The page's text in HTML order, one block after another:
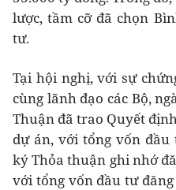
lược, tầm cỡ đã chọn
tư.
Tại hội nghị, với sự
cùng lãnh đạo các Bộ,
Thuận đã trao Quyết
dự án, với tổng vốn
ký Thỏa thuận ghi nhớ
với tổng vốn đầu tư